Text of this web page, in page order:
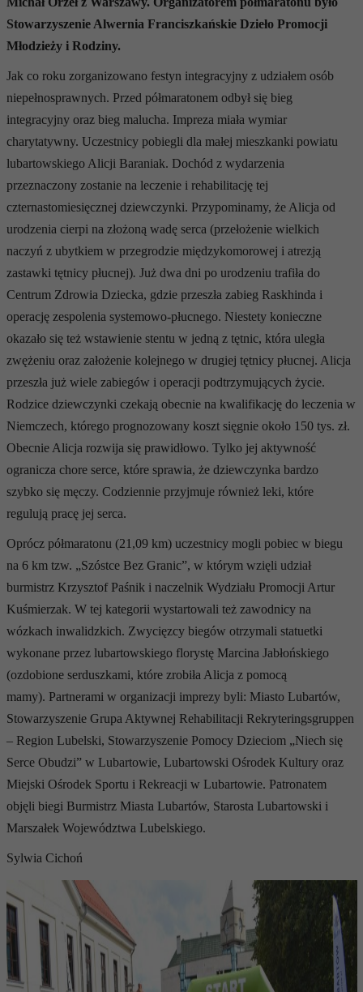
Stowarzyszenie Alwernia Franciszkańskie Dzieło Promocji
Młodzieży i Rodziny.
Jak co roku zorganizowano festyn integracyjny z udziałem osób
niepełnosprawnych. Przed półmaratonem odbył się bieg
integracyjny oraz bieg malucha. Impreza miała wymiar
charytatywny. Uczestnicy pobiegli dla małej mieszkanki powiatu
lubartowskiego Alicji Baraniak. Dochód z wydarzenia
przeznaczony zostanie na leczenie i rehabilitację tej
czternastomiesięcznej dziewczynki. Przypominamy, że Alicja od
urodzenia cierpi na złożoną wadę serca (przełożenie wielkich
naczyń z ubytkiem w przegrodzie międzykomorowej i atrezją
zastawki tętnicy płucnej). Już dwa dni po urodzeniu trafiła do
Centrum Zdrowia Dziecka, gdzie przeszła zabieg Raskhinda i
operację zespolenia systemowo-płucnego. Niestety konieczne
okazało się też wstawienie stentu w jedną z tętnic, która uległa
zwężeniu oraz założenie kolejnego w drugiej tętnicy płucnej. Alicja
przeszła już wiele zabiegów i operacji podtrzymujących życie.
Rodzice dziewczynki czekają obecnie na kwalifikację do leczenia w
Niemczech, którego prognozowany koszt sięgnie około 150 tys. zł.
Obecnie Alicja rozwija się prawidłowo. Tylko jej aktywność
ogranicza chore serce, które sprawia, że dziewczynka bardzo
szybko się męczy. Codziennie przyjmuje również leki, które
regulują pracę jej serca.
Oprócz półmaratonu (21,09 km) uczestnicy mogli pobiec w biegu
na 6 km tzw. „Szóstce Bez Granic”, w którym wzięli udział
burmistrz Krzysztof Paśnik i naczelnik Wydziału Promocji Artur
Kuśmierzak. W tej kategorii wystartowali też zawodnicy na
wózkach inwalidzkich. Zwycięzcy biegów otrzymali statuetki
wykonane przez lubartowskiego florystę Marcina Jabłońskiego
(ozdobione serduszkami, które zrobiła Alicja z pomocą
mamy). Partnerami w organizacji imprezy byli: Miasto Lubartów,
Stowarzyszenie Grupa Aktywnej Rehabilitacji Rekryteringsgruppen
– Region Lubelski, Stowarzyszenie Pomocy Dzieciom „Niech się
Serce Obudzi” w Lubartowie, Lubartowski Ośrodek Kultury oraz
Miejski Ośrodek Sportu i Rekreacji w Lubartowie. Patronatem
objęli biegi Burmistrz Miasta Lubartów, Starosta Lubartowski i
Marszałek Województwa Lubelskiego.
Sylwia Cichoń